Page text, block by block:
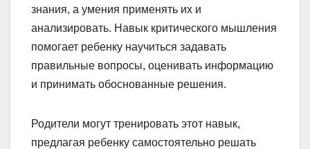
знания, а умения применять их и
анализировать. Навык критического мышления
помогает ребенку научиться задавать
правильные вопросы, оценивать информацию
и принимать обоснованные решения.
Родители могут тренировать этот навык,
предлагая ребенку самостоятельно решать